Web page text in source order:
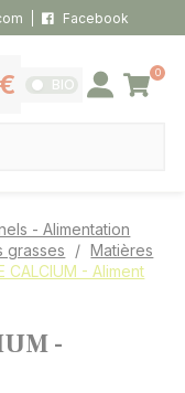
Facebook
Afficher les tarifs
BIO Se connecter
0
Panier
- Alimentation
grasses
Matières
CALCIUM - Aliment
-